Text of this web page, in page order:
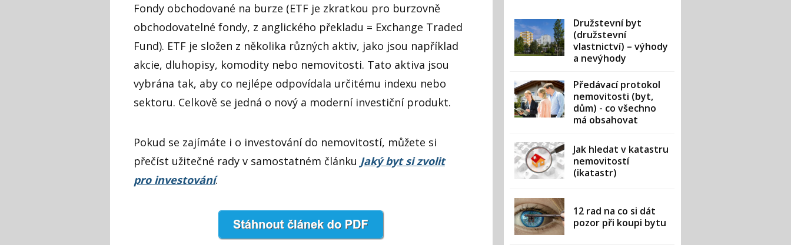
Fondy obchodované na burze (ETF je zkratkou pro burzovně
obchodovatelné fondy, z anglického překladu = Exchange Traded
Fund). ETF je složen z několika různých aktiv, jako jsou například
akcie, dluhopisy, komodity nebo nemovitosti. Tato aktiva jsou
vybrána tak, aby co nejlépe odpovídala určitému indexu nebo
sektoru. Celkově se jedná o nový a moderní investiční produkt.
Pokud se zajímáte i o investování do nemovitostí, můžete si
přečíst užitečné rady v samostatném článku Jaký byt si zvolit
pro investování.
Družstevní byt
(družstevní
vlastnictví) – výhody
a nevýhody
Předávací protokol
nemovitosti (byt,
dům) - co všechno
má obsahovat
Jak hledat v katastru
nemovitostí
(ikatastr)
12 rad na co si dát
pozor při koupi bytu